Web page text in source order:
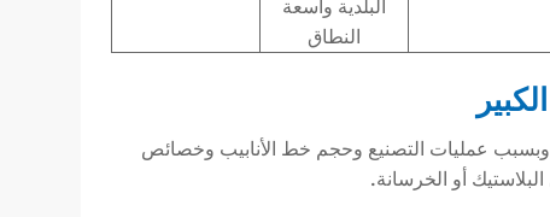
البلدية واسعة
النطاق
وبسبب عمليات التصنيع وحجم خط الأنابيب وخصائص
أو الخرسانة.